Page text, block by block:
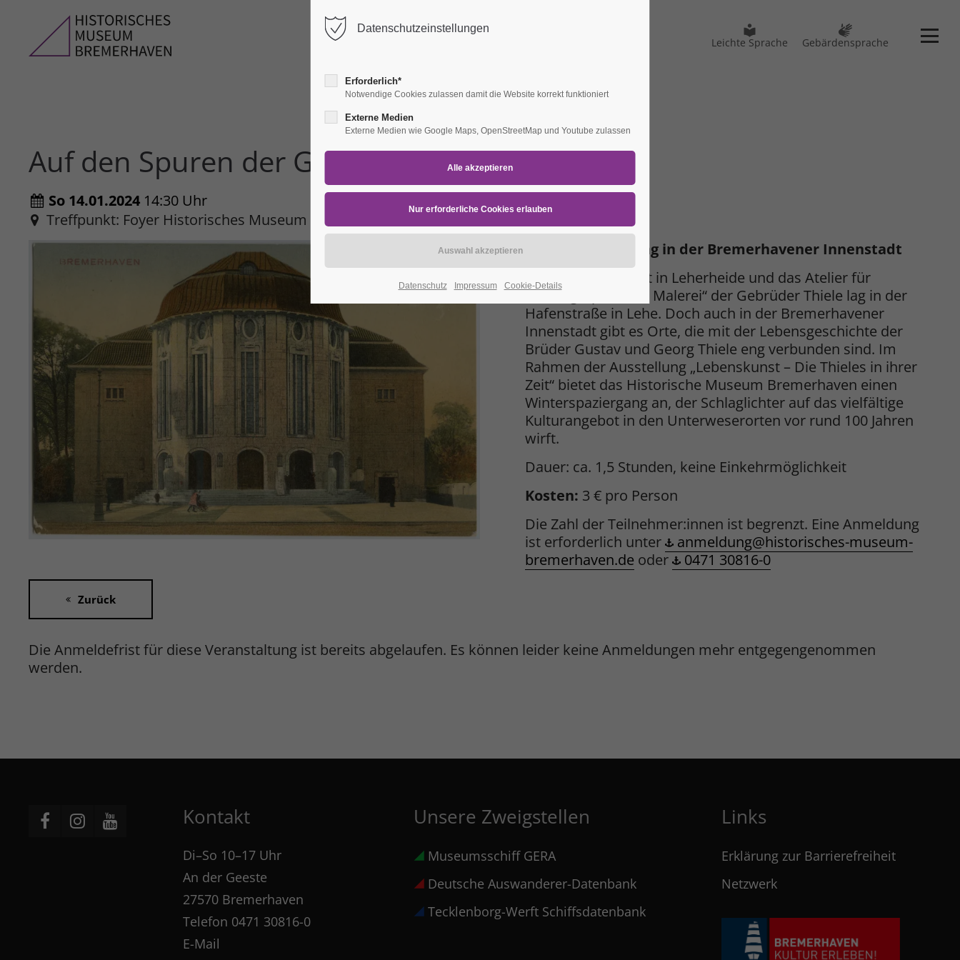
Leichte Sprache Gebärdensprache
Auf den Spuren der Gebrüder Thiele
So 14.01.2024 14:30 Uhr
Treffpunkt: Foyer Historisches Museum Bremerhaven
Winterspaziergang in der Bremerhavener Innenstadt
Thieles Garten liegt in Leherheide und das Atelier für
„Photographie und Malerei“ der Gebrüder Thiele lag in der
Hafenstraße in Lehe. Doch auch in der Bremerhavener
Innenstadt gibt es Orte, die mit der Lebensgeschichte der
Brüder Gustav und Georg Thiele eng verbunden sind. Im
Rahmen der Ausstellung „Lebenskunst – Die Thieles in ihrer
Zeit“ bietet das Historische Museum Bremerhaven einen
Winterspaziergang an, der Schlaglichter auf das vielfältige
Kulturangebot in den Unterweserorten vor rund 100 Jahren
wirft.
Dauer: ca. 1,5 Stunden, keine Einkehrmöglichkeit
Kosten: 3 € pro Person
Die Zahl der Teilnehmer:innen ist begrenzt. Eine Anmeldung
ist erforderlich unter
anmeldung@historisches-museum-
bremerhaven.de oder 0471 30816-0
Zurück
Die Anmeldefrist für diese Veranstaltung ist bereits abgelaufen. Es können leider keine Anmeldungen mehr entgegengenommen
werden.
Kontakt
Di–So 10–17 Uhr
An der Geeste
27570 Bremerhaven
Telefon 0471 30816-0
E-Mail
Unsere Zweigstellen
Museumsschiff GERA
Deutsche Auswanderer-Datenbank
Tecklenborg-Werft Schiffsdatenbank
Links
Erklärung zur Barrierefreiheit
Netzwerk
Datenschutzeinstellungen
Erforderlich*
Notwendige Cookies zulassen damit die Website korrekt funktioniert
Externe Medien
Externe Medien wie Google Maps, OpenStreetMap und Youtube zulassen
Datenschutz Impressum Cookie-Details